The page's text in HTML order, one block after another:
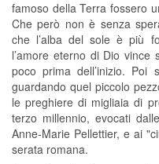
famoso della Terra fossero
Che però non è senza
che l’alba del sole è più
l’amore eterno di Dio
poco prima dell’inizio. Poi
guardando quel piccolo
le preghiere di migliaia di
terzo millennio, evocati
Anne-Marie Pellettier, e ai
serata romana.